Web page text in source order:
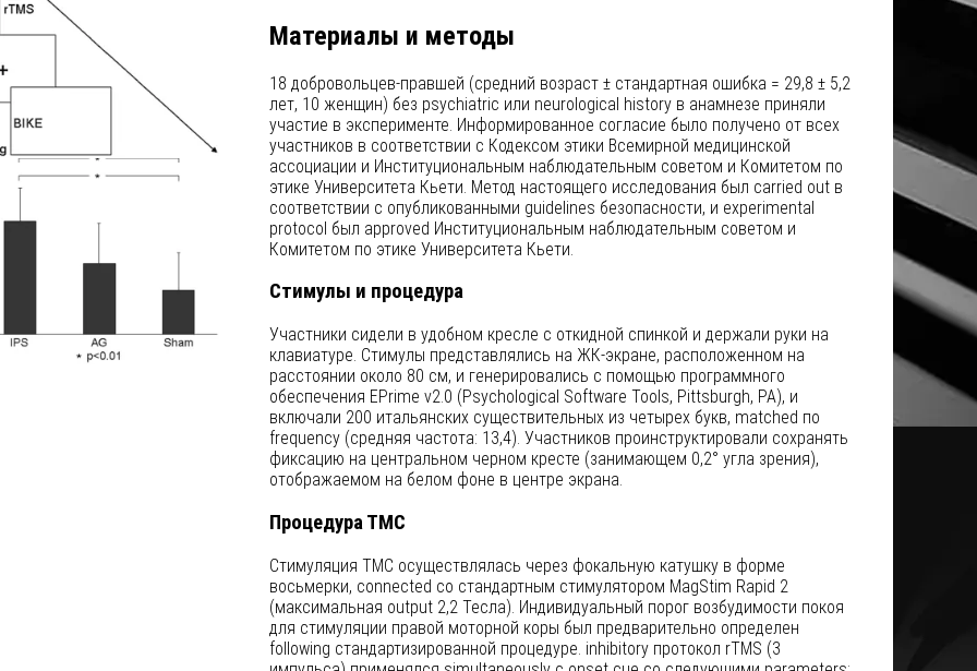
Материалы и методы
18 добровольцев-правшей (средний возраст ± стандартная ошибка = 29,8 ± 5,2
лет, 10 женщин) без psychiatric или neurological history в анамнезе приняли
участие в эксперименте. Информированное согласие было получено от всех
участников в соответствии с Кодексом этики Всемирной медицинской
ассоциации и Институциональным наблюдательным советом и Комитетом по
этике Университета Кьети. Метод настоящего исследования был carried out в
соответствии с опубликованными guidelines безопасности, и experimental
protocol был approved Институциональным наблюдательным советом и
Комитетом по этике Университета Кьети.
Стимулы и процедура
Участники сидели в удобном кресле с откидной спинкой и держали руки на
клавиатуре. Стимулы представлялись на ЖК-экране, расположенном на
расстоянии около 80 см, и генерировались с помощью программного
обеспечения EPrime v2.0 (Psychological Software Tools, Pittsburgh, PA), и
включали 200 итальянских существительных из четырех букв, matched по
frequency (средняя частота: 13,4). Участников проинструктировали сохранять
фиксацию на центральном черном кресте (занимающем 0,2° угла зрения),
отображаемом на белом фоне в центре экрана.
Процедура ТМС
Стимуляция ТМС осуществлялась через фокальную катушку в форме
восьмерки, connected со стандартным стимулятором MagStim Rapid 2
(максимальная output 2,2 Тесла). Индивидуальный порог возбудимости покоя
для стимуляции правой моторной коры был предварительно определен
following стандартизированной процедуре. inhibitory протокол rTMS (3